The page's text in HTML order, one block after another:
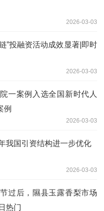
2026-03-03
”投融资活动成效显著|即时
2026-03-03
一案例入选全国新时代人
例
2026-03-03
我国引资结构进一步优化
2026-03-03
过后，隰县玉露香梨市场
热门